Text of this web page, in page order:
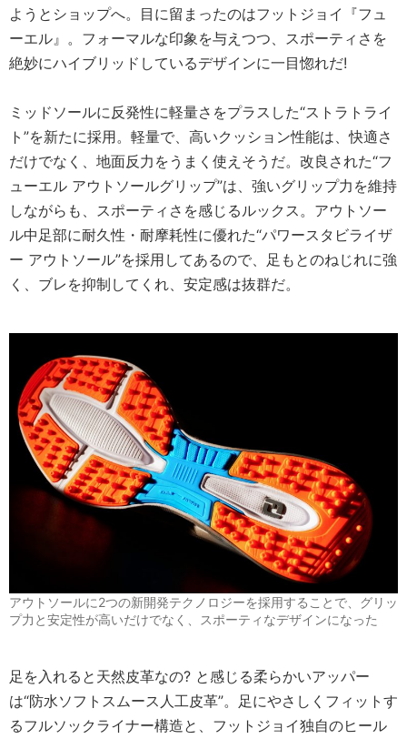
ようとショップへ。目に留まったのはフットジョイ『フュ
ーエル』。フォーマルな印象を与えつつ、スポーティさを
絶妙にハイブリッドしているデザインに一目惚れだ!
ミッドソールに反発性に軽量さをプラスした“ストラトライ
ト”を新たに採用。軽量で、高いクッション性能は、快適さ
だけでなく、地面反力をうまく使えそうだ。改良された“フ
ューエル アウトソールグリップ”は、強いグリップ力を維持
しながらも、スポーティさを感じるルックス。アウトソー
ル中足部に耐久性・耐摩耗性に優れた“パワースタビライザ
ー アウトソール”を採用してあるので、足もとのねじれに強
く、ブレを抑制してくれ、安定感は抜群だ。
アウトソールに2つの新開発テクノロジーを採用することで、グリッ
プ力と安定性が高いだけでなく、スポーティなデザインになった
足を入れると天然皮革なの? と感じる柔らかいアッパー
は“防水ソフトスムース人工皮革”。足にやさしくフィットす
るフルソックライナー構造と、フットジョイ独自のヒール